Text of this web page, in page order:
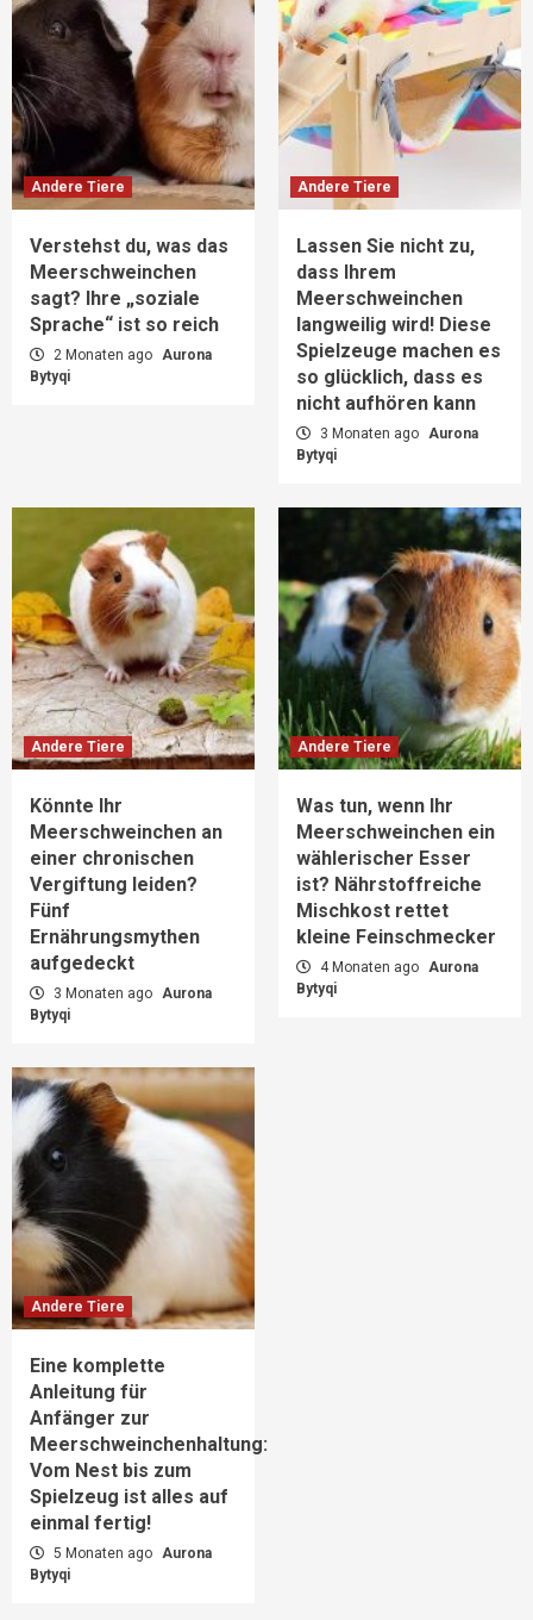
Andere Tiere
Verstehst du, was das
Meerschweinchen
sagt? Ihre „soziale
Sprache“ ist so reich
2 Monaten ago Aurona
Bytyqi
Andere Tiere
Lassen Sie nicht zu,
dass Ihrem
Meerschweinchen
langweilig wird! Diese
Spielzeuge machen es
so glücklich, dass es
nicht aufhören kann
3 Monaten ago Aurona
Bytyqi
Andere Tiere
Könnte Ihr
Meerschweinchen an
einer chronischen
Vergiftung leiden?
Fünf
Ernährungsmythen
aufgedeckt
3 Monaten ago Aurona
Bytyqi
Andere Tiere
Was tun, wenn Ihr
Meerschweinchen ein
wählerischer Esser
ist? Nährstoffreiche
Mischkost rettet
kleine Feinschmecker
4 Monaten ago Aurona
Bytyqi
Andere Tiere
Eine komplette
Anleitung für
Anfänger zur
Meerschweinchenhaltung:
Vom Nest bis zum
Spielzeug ist alles auf
einmal fertig!
5 Monaten ago Aurona
Bytyqi